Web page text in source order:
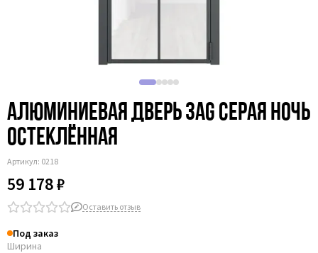
Алюминиевая дверь 3AG серая ночь
остеклённая
Артикул: 0218
59 178 ₽
Оставить отзыв
Под заказ
Ширина